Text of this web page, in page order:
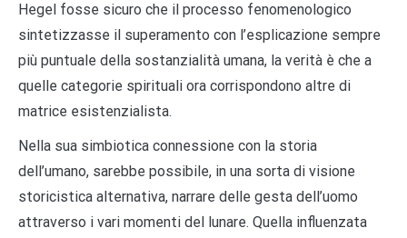
Hegel fosse sicuro che il processo fenomenologico
sintetizzasse il superamento con l’esplicazione sempre
più puntuale della sostanzialità umana, la verità è che a
quelle categorie spirituali ora corrispondono altre di
matrice esistenzialista.
Nella sua simbiotica connessione con la storia
dell’umano, sarebbe possibile, in una sorta di visione
storicistica alternativa, narrare delle gesta dell’uomo
attraverso i vari momenti del lunare. Quella influenzata